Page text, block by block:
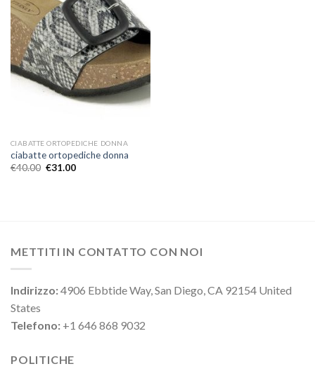
CIABATTE ORTOPEDICHE DONNA
ciabatte ortopediche donna
€40.00 €31.00
METTITI IN CONTATTO CON NOI
Indirizzo:4906 Ebbtide Way, San Diego, CA 92154 United
States
Telefono: +1 646 868 9032
POLITICHE